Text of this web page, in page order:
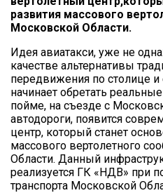
развития массового
Московской Области.
Идея авиатакси, уже не
качестве альтернативы
передвижения по столице и
начинает обретать
пойме, на съезде с
автодороги, появится
центр, который станет
массового вертолетного
Области. Данный
реализуется ГК «НДВ» при
транспорта Московской